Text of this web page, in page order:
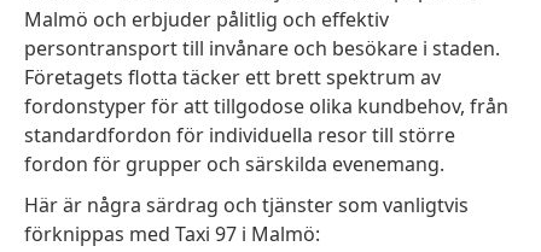
Malmö och erbjuder pålitlig och effektiv
persontransport till invånare och besökare i staden.
Företagets flotta täcker ett brett spektrum av
fordonstyper för att tillgodose olika kundbehov, från
standardfordon för individuella resor till större
fordon för grupper och särskilda evenemang.
Här är några särdrag och tjänster som vanligtvis
förknippas med Taxi 97 i Malmö: